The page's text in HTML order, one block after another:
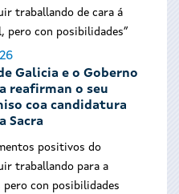
traballando de cara á
pero con posibilidades”
Galicia e o Goberno
reafirman o seu
coa candidatura
Sacra
positivos do
traballando para a
con posibilidades